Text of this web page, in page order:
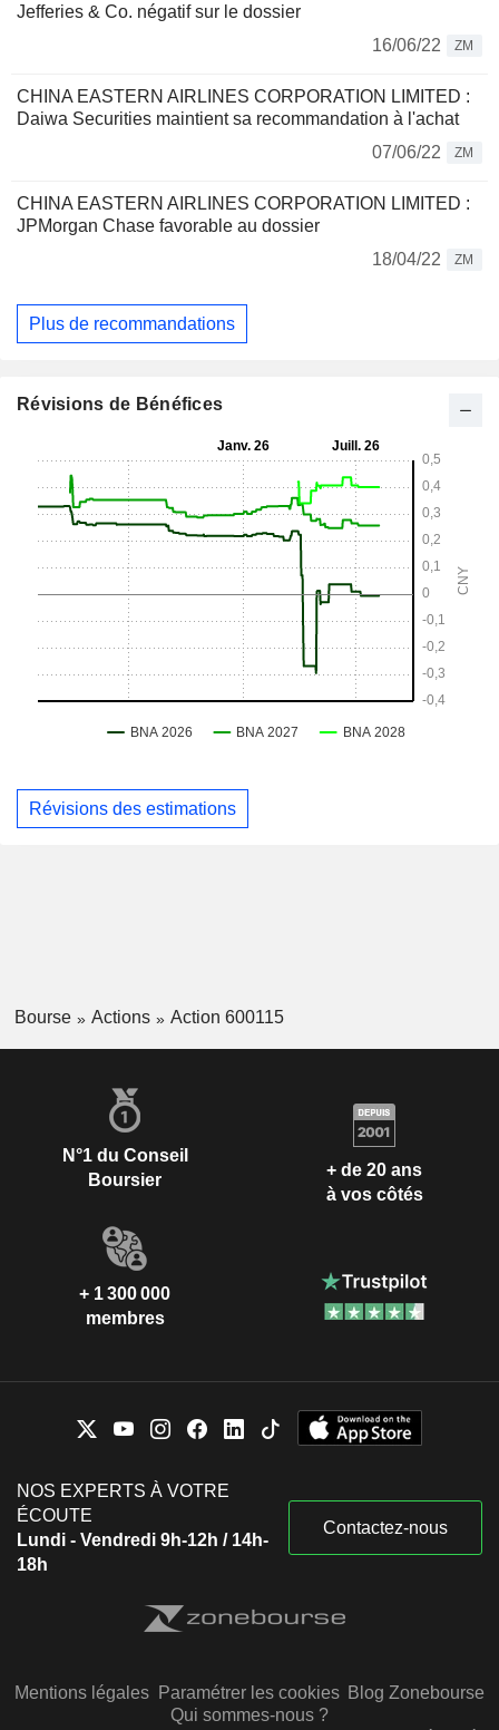
Jefferies & Co. négatif sur le dossier
16/06/22
ZM
CHINA EASTERN AIRLINES CORPORATION LIMITED :
Daiwa Securities maintient sa recommandation à l'achat
07/06/22
ZM
CHINA EASTERN AIRLINES CORPORATION LIMITED :
JPMorgan Chase favorable au dossier
18/04/22
ZM
Plus de recommandations
Révisions de Bénéfices
Révisions des estimations
Bourse Actions Action 600115
N°1 du Conseil
Boursier
+ de 20 ans
à vos côtés
+ 1 300 000
membres
NOS EXPERTS À VOTRE
ÉCOUTE
Lundi - Vendredi 9h-12h / 14h-
18h
Contactez-nous
Mentions légales Paramétrer les cookies Blog Zonebourse
Qui sommes-nous ?